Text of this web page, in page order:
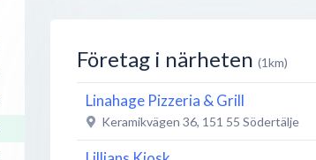
Företag i närheten (1km)
Linahage Pizzeria & Grill
Keramikvägen 36, 151 55 Södertälje